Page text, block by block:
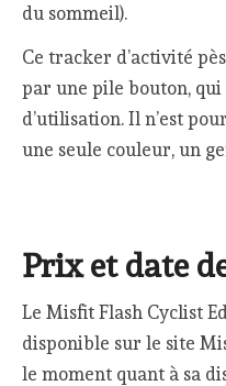
du sommeil).
Ce tracker d’activité
par une pile bouton,
d’utilisation. Il n’est
une seule couleur, un
Prix et date
Le Misfit Flash Cyclist
disponible sur le site
le moment quant à sa